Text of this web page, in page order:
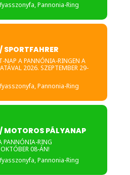
Pannonia-Ring
NAP A PANNÓNIA-RINGEN A
2026. SZEPTEMBER 29-
Pannonia-Ring
PÁLYANAP
PANNÓNIA-RING
08-ÁN!
Pannonia-Ring